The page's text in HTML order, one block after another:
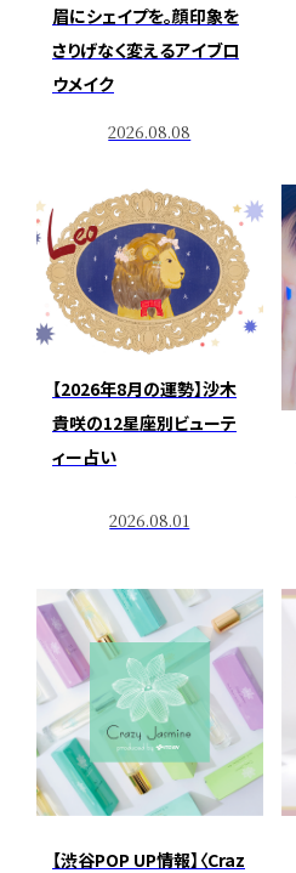
眉にシェイプを。顔印象を
さりげなく変えるアイブロ
ウメイク
2026.08.08
【2026年8月の運勢】沙木
貴咲の12星座別ビューテ
ィー占い
2026.08.01
【渋谷POP UP情報】〈Craz